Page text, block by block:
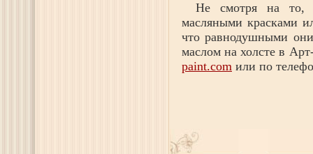
Не смотря на то,
масляными красками
что равнодушными
маслом на холсте в
paint.com или по